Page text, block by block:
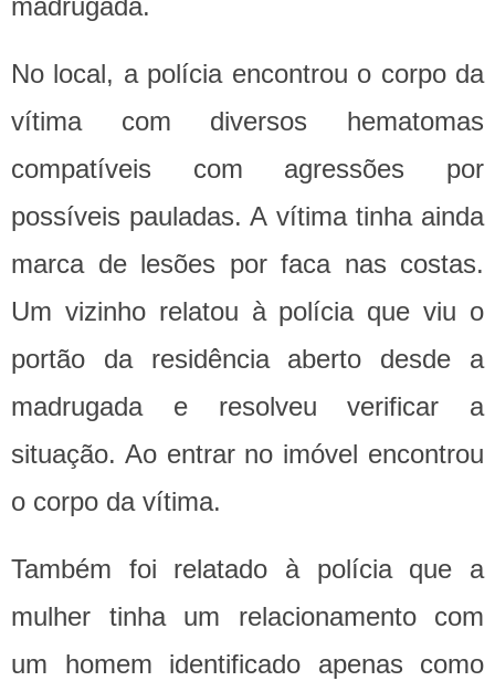
madrugada.
No local, a polícia encontrou o corpo da
vítima com diversos hematomas
compatíveis com agressões por
possíveis pauladas. A vítima tinha ainda
marca de lesões por faca nas costas.
Um vizinho relatou à polícia que viu o
portão da residência aberto desde a
madrugada e resolveu verificar a
situação. Ao entrar no imóvel encontrou
o corpo da vítima.
Também foi relatado à polícia que a
mulher tinha um relacionamento com
um homem identificado apenas como